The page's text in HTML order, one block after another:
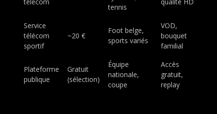
tennis
Service
télécom
sportif
~20 €
Foot belge,
sports variés
VOD,
bouquet
familial
Plateforme
publique
Gratuit
(sélection)
Équipe
nationale,
coupe
Accès
gratuit,
replay